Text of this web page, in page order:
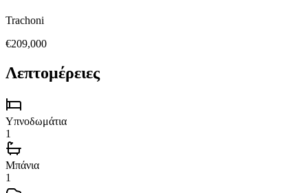
Trachoni
€209,000
Λεπτομέρειες
Υπνοδωμάτια
1
Μπάνια
1